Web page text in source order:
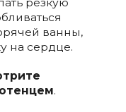
ванны,
на сердце.
.